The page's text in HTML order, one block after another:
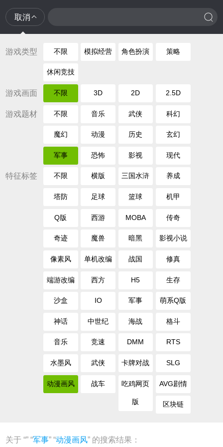
取消
游戏类型 不限 模拟经营 角色扮演 策略
休闲竞技
游戏画面 不限 3D 2D 2.5D
游戏题材 不限 音乐 武侠 科幻
魔幻 动漫 历史 玄幻
军事 恐怖 影视 现代
特征标签 不限 横版 三国水浒 养成
塔防 足球 篮球 机甲
Q版 西游 MOBA 传奇
奇迹 魔兽 暗黑 影视小说
像素风 单机改编 战国 修真
端游改编 西方 H5 生存
沙盒 IO 军事 萌系Q版
神话 中世纪 海战 格斗
音乐 竞速 DMM RTS
水墨风 武侠 卡牌对战 SLG
动漫画风 战车 吃鸡网页
版
AVG剧情
区块链
关于 “” “军事” “动漫画风” 的搜索结果：